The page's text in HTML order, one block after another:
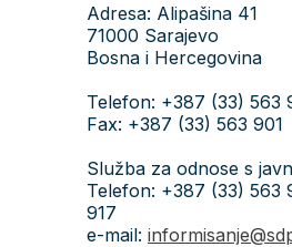
Adresa: Alipašina 41
71000 Sarajevo
Bosna i Hercegovina
Telefon: +387 (33) 563
Fax: +387 (33) 563 901
Služba za odnose s
Telefon: +387 (33) 563
917
e-mail: